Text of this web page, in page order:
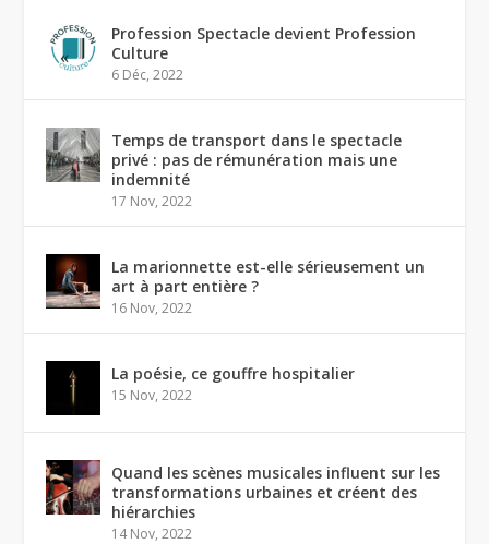
Profession Spectacle devient Profession
Culture
6 Déc, 2022
Temps de transport dans le spectacle
privé : pas de rémunération mais une
indemnité
17 Nov, 2022
La marionnette est-elle sérieusement un
art à part entière ?
16 Nov, 2022
La poésie, ce gouffre hospitalier
15 Nov, 2022
Quand les scènes musicales influent sur les
transformations urbaines et créent des
hiérarchies
14 Nov, 2022